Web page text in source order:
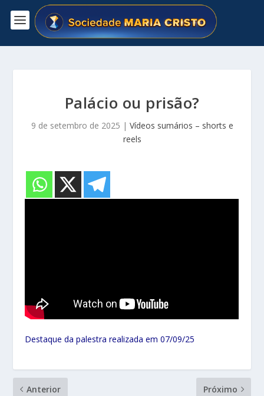
Palácio ou prisão?
9 de setembro de 2025 | Vídeos sumários – shorts e
reels
Destaque da palestra realizada em 07/09/25
Anterior Próximo